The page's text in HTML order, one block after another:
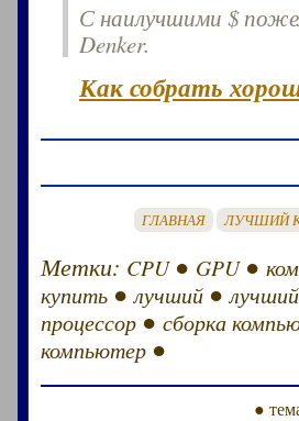
С наилучшими $
Denker.
Как собрать
ГЛАВНАЯ ЛУЧШИЙ
Метки: CPU ● GPU ●
купить ●лучший ●
процессор ●сборка
компьютер ●
●